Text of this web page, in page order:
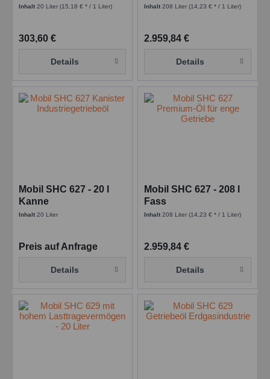
Inhalt20 Liter(15,18 € * / 1 Liter)
303,60 €
Details
Inhalt208 Liter(14,23 € * / 1 Liter)
2.959,84 €
Details
Mobil SHC 627 - 20 l
Kanne
Inhalt20 Liter
Preis auf Anfrage
Details
Mobil SHC 627 - 208 l
Fass
Inhalt208 Liter(14,23 € * / 1 Liter)
2.959,84 €
Details